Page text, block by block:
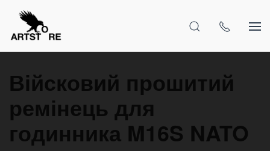
Війсковий прошитий
ремінець для
годинника M16S NATO